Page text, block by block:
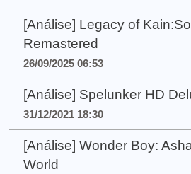
[Análise] Legacy of
Remastered
26/09/2025 06:53
[Análise] Spelunker HD
31/12/2021 18:30
[Análise] Wonder Boy:
World